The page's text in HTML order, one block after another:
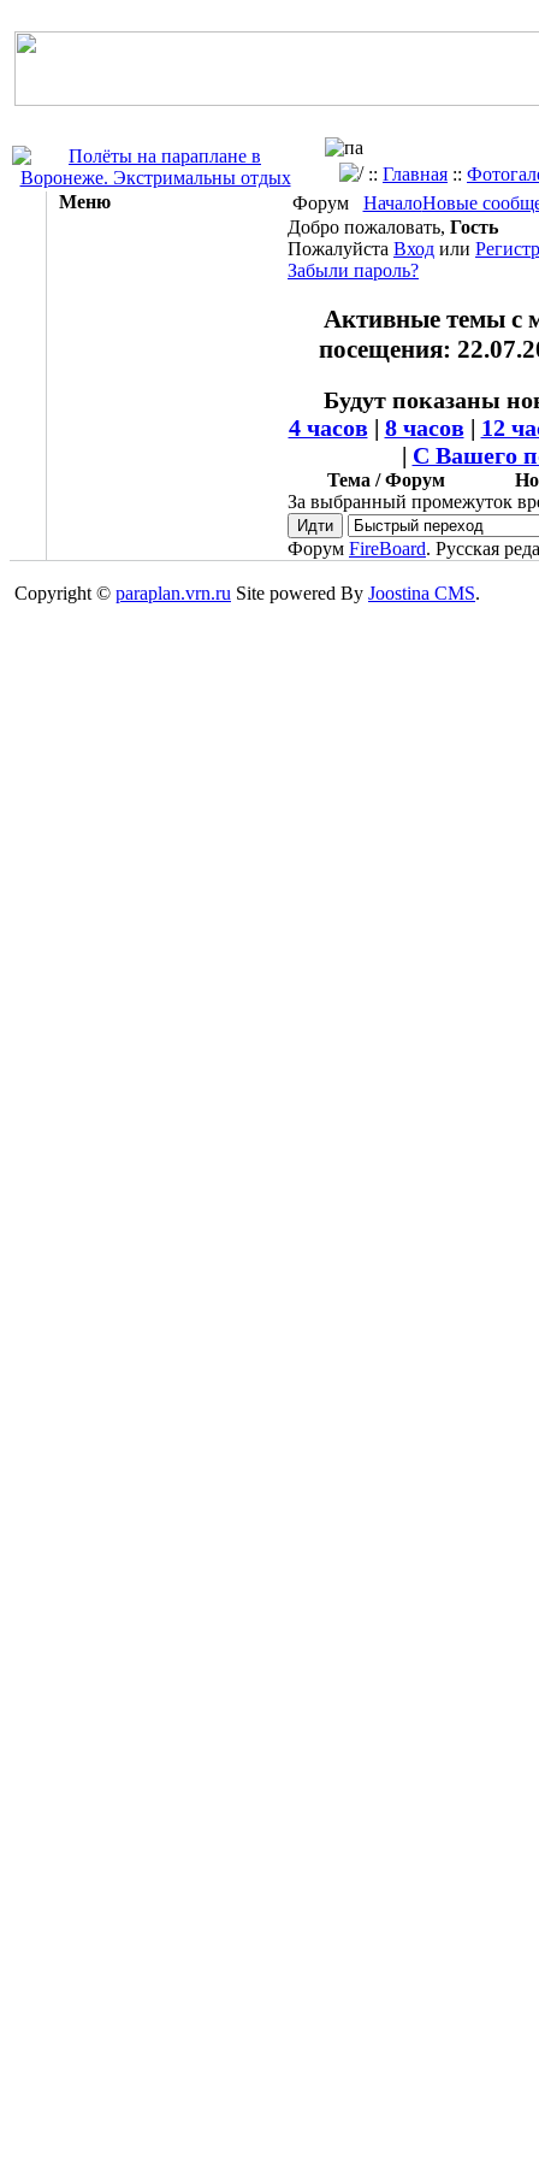
:: Главная ::
Меню
Форум НачалоНовые
Добро пожаловать, Гость
Пожалуйста Вход или
Забыли пароль?
Активные темы с
посещения:
Будут показаны
4 часов| 8 часов| 12
| С Вашего
Тема / Форум
За выбранный промежуток
Форум FireBoard. Русская
Copyright © paraplan.vrn.ru Site powered By Joostina CMS.